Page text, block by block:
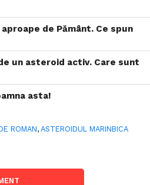
de Pământ. Ce spun
un asteroid activ. Care sunt
asta!
ROMAN,ASTEROIDUL MARINBICA